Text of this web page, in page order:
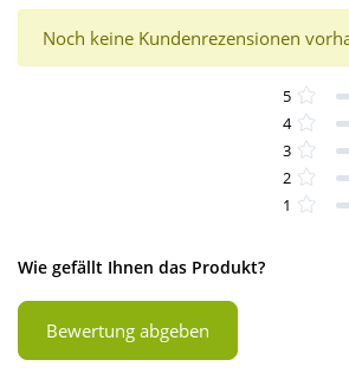
Noch keine Kundenrezensionen
5
4
3
2
1
Wie gefällt Ihnen das Produkt?
Bewertung abgeben